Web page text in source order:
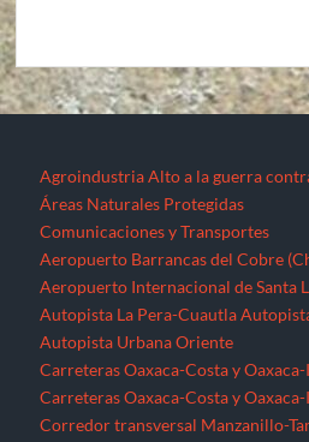
Agroindustria Alto a la guerra
Áreas Naturales Protegidas
Comunicaciones y Transportes
Aeropuerto Barrancas del Cobre
Aeropuerto Internacional de Santa
Autopista La Pera-Cuautla
Autopista Urbana Oriente
Carreteras Oaxaca-Costa y
Carreteras Oaxaca-Costa y
Corredor transversal Manzanillo-